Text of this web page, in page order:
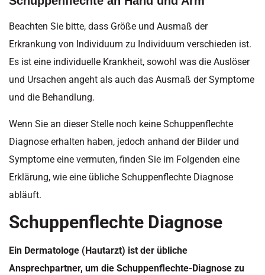
Beachten Sie bitte, dass Größe und Ausmaß der
Erkrankung von Individuum zu Individuum verschieden ist.
Es ist eine individuelle Krankheit, sowohl was die Auslöser
und Ursachen angeht als auch das Ausmaß der Symptome
und die Behandlung.
Wenn Sie an dieser Stelle noch keine Schuppenflechte
Diagnose erhalten haben, jedoch anhand der Bilder und
Symptome eine vermuten, finden Sie im Folgenden eine
Erklärung, wie eine übliche Schuppenflechte Diagnose
abläuft.
Schuppenflechte Diagnose
Ein Dermatologe (Hautarzt) ist der übliche
Ansprechpartner, um die Schuppenflechte-Diagnose zu